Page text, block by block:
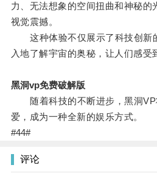
力、无法想象的空间扭曲和神秘的
视觉震撼。
这种体验不仅展示了科技创新
入地了解宇宙的奥秘，让人们感受
黑洞vp免费破解版
随着科技的不断进步，黑洞VP
爱，成为一种全新的娱乐方式。
#44#
评论